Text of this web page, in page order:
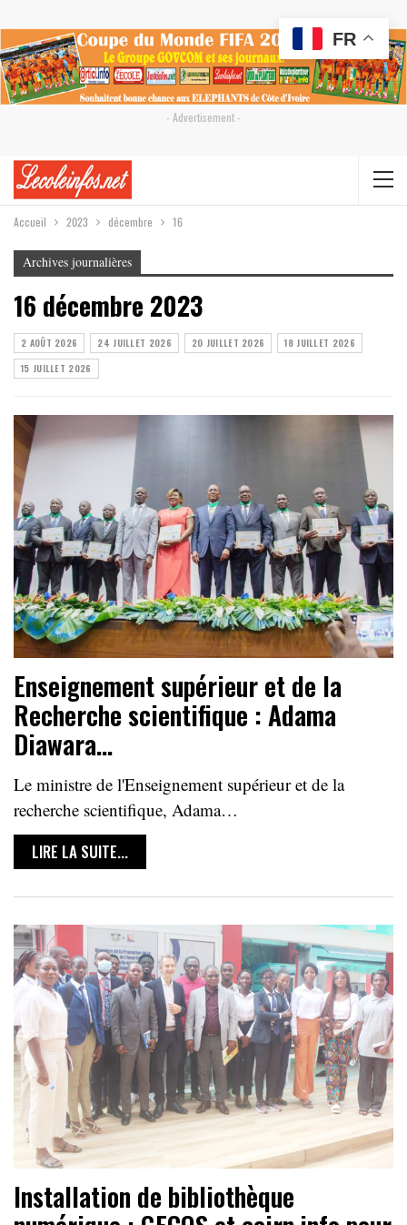
- Advertisement -
Accueil 2023 décembre 16
Archives journalières
16 décembre 2023
2 AOÛT 2026 24 JUILLET 2026 20 JUILLET 2026
18 JUILLET 2026
15 JUILLET 2026
Enseignement supérieur et de la
Recherche scientifique : Adama
Diawara…
Le ministre de l'Enseignement supérieur et de la
recherche scientifique, Adama…
LIRE LA SUITE...
Installation de bibliothèque
FR